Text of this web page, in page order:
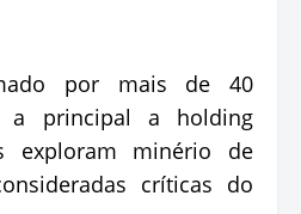
por mais de 40
a principal a holding
exploram minério de
críticas do